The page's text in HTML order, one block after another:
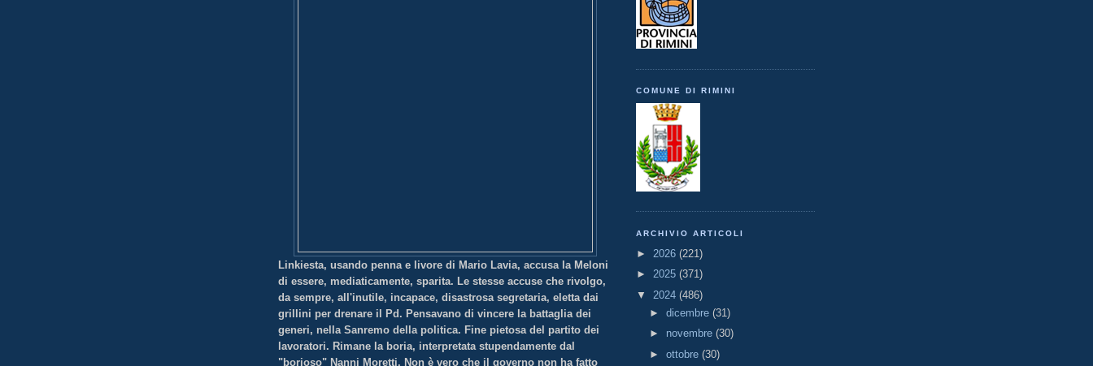
Linkiesta, usando penna e livore di Mario Lavia, accusa la Meloni
di essere, mediaticamente, sparita. Le stesse accuse che rivolgo,
da sempre, all'inutile, incapace, disastrosa segretaria, eletta dai
grillini per drenare il Pd. Pensavano di vincere la battaglia dei
generi, nella Sanremo della politica. Fine pietosa del partito dei
lavoratori. Rimane la boria, interpretata stupendamente dal
"borioso" Nanni Moretti. Non è vero che il governo non ha fatto
COMUNE DI RIMINI
ARCHIVIO ARTICOLI
► 2026 (221)
► 2025 (371)
▼ 2024 (486)
► dicembre (31)
► novembre (30)
► ottobre (30)